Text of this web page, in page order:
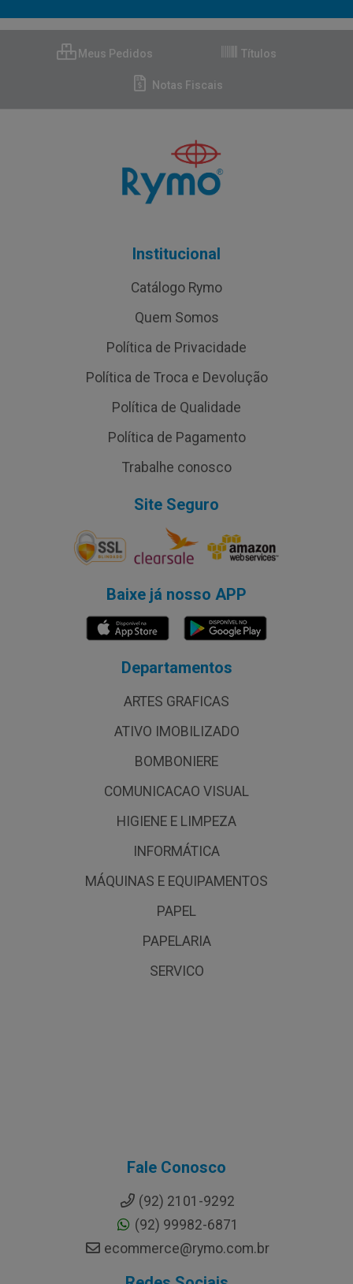
Meus Pedidos Títulos
Notas Fiscais
Institucional
Catálogo Rymo
Quem Somos
Política de Privacidade
Política de Troca e Devolução
Política de Qualidade
Política de Pagamento
Trabalhe conosco
Site Seguro
Baixe já nosso APP
Departamentos
ARTES GRAFICAS
ATIVO IMOBILIZADO
BOMBONIERE
COMUNICACAO VISUAL
HIGIENE E LIMPEZA
INFORMÁTICA
MÁQUINAS E EQUIPAMENTOS
PAPEL
PAPELARIA
SERVICO
Fale Conosco
(92) 2101-9292
(92) 99982-6871
ecommerce@rymo.com.br